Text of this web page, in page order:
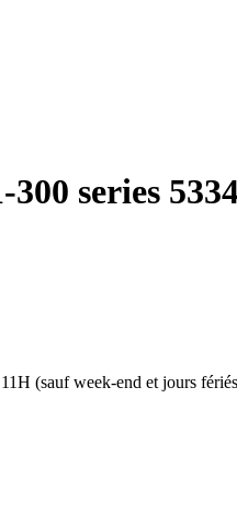
series
(sauf week-end et jours